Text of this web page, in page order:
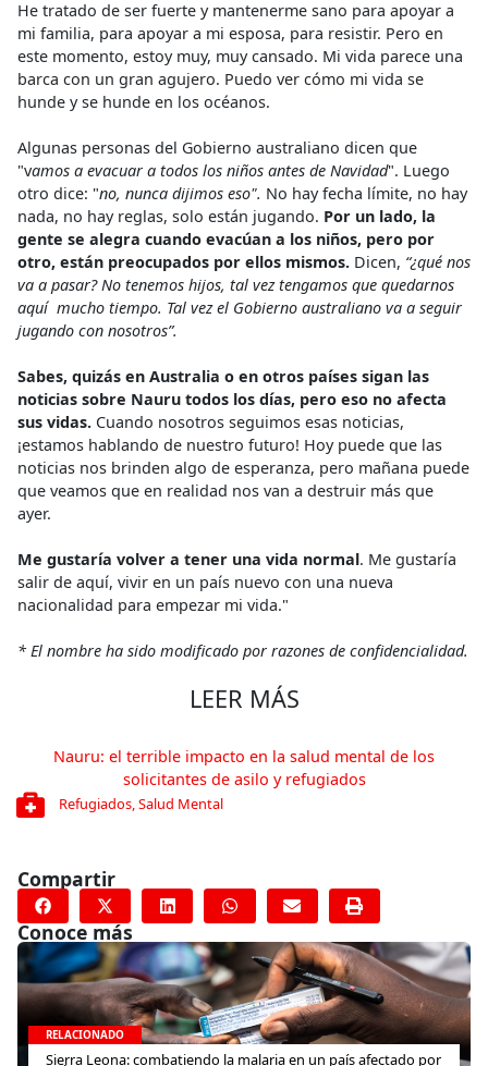
He tratado de ser fuerte y mantenerme sano para apoyar a
mi familia, para apoyar a mi esposa, para resistir. Pero en
este momento, estoy muy, muy cansado. Mi vida parece una
barca con un gran agujero. Puedo ver cómo mi vida se
hunde y se hunde en los océanos.
Algunas personas del Gobierno australiano dicen que
"vamos a evacuar a todos los niños antes de Navidad". Luego
otro dice: "no, nunca dijimos eso". No hay fecha límite, no hay
nada, no hay reglas, solo están jugando. Por un lado, la
gente se alegra cuando evacúan a los niños, pero por
otro, están preocupados por ellos mismos. Dicen, “¿qué nos
va a pasar? No tenemos hijos, tal vez tengamos que quedarnos
aquí mucho tiempo. Tal vez el Gobierno australiano va a seguir
jugando con nosotros”.
Sabes, quizás en Australia o en otros países sigan las
noticias sobre Nauru todos los días, pero eso no afecta
sus vidas. Cuando nosotros seguimos esas noticias,
¡estamos hablando de nuestro futuro! Hoy puede que las
noticias nos brinden algo de esperanza, pero mañana puede
que veamos que en realidad nos van a destruir más que
ayer.
Me gustaría volver a tener una vida normal. Me gustaría
salir de aquí, vivir en un país nuevo con una nueva
nacionalidad para empezar mi vida."
* El nombre ha sido modificado por razones de confidencialidad.
LEER MÁS
Nauru: el terrible impacto en la salud mental de los
solicitantes de asilo y refugiados
Refugiados,Salud Mental
Compartir
Conoce más
RELACIONADO
Sierra Leona: combatiendo la malaria en un país afectado por